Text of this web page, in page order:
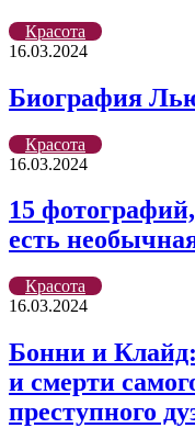
Красота
16.03.2024
Биография
Красота
16.03.2024
15
есть
Красота
16.03.2024
Бонни и
и смерти
преступного